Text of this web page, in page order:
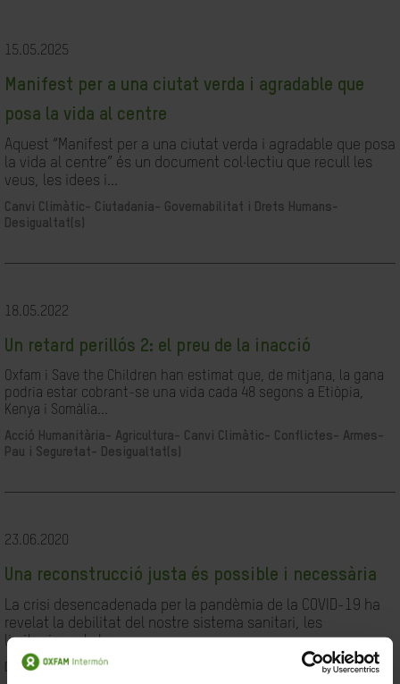
15.05.2025
Manifest per a una ciutat verda i agradable que
posa la vida al centre
Aquest “Manifest per a una ciutat verda i agradable que posa
la vida al centre” és un document col·lectiu que recull les
veus, les idees i...
Canvi Climàtic-
Ciutadania- Governabilitat i Drets Humans-
Desigualtat(s)
18.05.2022
Un retard perillós 2: el preu de la inacció
Oxfam i Save the Children han estimat que, de mitjana, la gana
podria estar cobrant-se una vida cada 48 segons a Etiòpia,
Kenya i Somàlia...
Acció Humanitària- Agricultura- Canvi Climàtic-
Conflictes- Armes-
Pau i Seguretat-
Desigualtat(s)
23.06.2020
Una reconstrucció justa és possible i necessària
La crisi desencadenada per la pandèmia de la COVID-19 ha
revelat la debilitat del nostre sistema sanitari, les
limitacions de les...
Desigualtat(s)